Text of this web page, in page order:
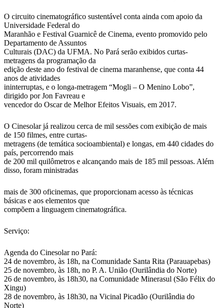
O circuito cinematográfico sustentável conta ainda com apoio da
Universidade Federal do
Maranhão e Festival Guarnicê de Cinema, evento promovido pelo
Departamento de Assuntos
Culturais (DAC) da UFMA. No Pará serão exibidos curtas-
metragens da programação da
edição deste ano do festival de cinema maranhense, que conta 44
anos de atividades
ininterruptas, e o longa-metragem “Mogli – O Menino Lobo”,
dirigido por Jon Favreau e
vencedor do Oscar de Melhor Efeitos Visuais, em 2017.
O Cinesolar já realizou cerca de mil sessões com exibição de mais
de 150 filmes, entre curtas-
metragens (de temática socioambiental) e longas, em 440 cidades do
país, percorrendo mais
de 200 mil quilômetros e alcançando mais de 185 mil pessoas. Além
disso, foram ministradas
mais de 300 oficinemas, que proporcionam acesso às técnicas
básicas e aos elementos que
compõem a linguagem cinematográfica.
Serviço:
Agenda do Cinesolar no Pará:
24 de novembro, às 18h, na Comunidade Santa Rita (Parauapebas)
25 de novembro, às 18h, no P. A. União (Ourilândia do Norte)
26 de novembro, às 18h30, na Comunidade Minerasul (São Félix do
Xingu)
28 de novembro, às 18h30, na Vicinal Picadão (Ourilândia do
Norte)